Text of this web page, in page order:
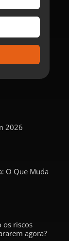
2026
O Que Muda
os riscos
agora?